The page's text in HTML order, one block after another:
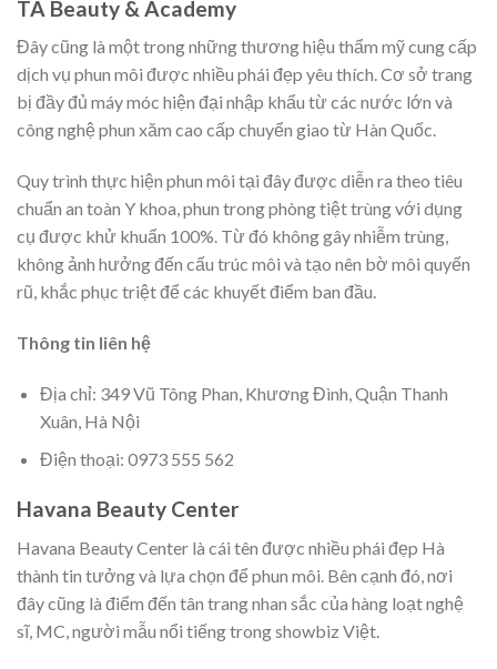
TA Beauty & Academy
Đây cũng là một trong những thương hiệu thẩm mỹ cung cấp
dịch vụ phun môi được nhiều phái đẹp yêu thích. Cơ sở trang
bị đầy đủ máy móc hiện đại nhập khẩu từ các nước lớn và
công nghệ phun xăm cao cấp chuyển giao từ Hàn Quốc.
Quy trình thực hiện phun môi tại đây được diễn ra theo tiêu
chuẩn an toàn Y khoa, phun trong phòng tiệt trùng với dụng
cụ được khử khuẩn 100%. Từ đó không gây nhiễm trùng,
không ảnh hưởng đến cấu trúc môi và tạo nên bờ môi quyến
rũ, khắc phục triệt để các khuyết điểm ban đầu.
Thông tin liên hệ
Địa chỉ: 349 Vũ Tông Phan, Khương Đình, Quận Thanh
Xuân, Hà Nội
Điện thoại: 0973 555 562
Havana Beauty Center
Havana Beauty Center là cái tên được nhiều phái đẹp Hà
thành tin tưởng và lựa chọn để phun môi. Bên cạnh đó, nơi
đây cũng là điểm đến tân trang nhan sắc của hàng loạt nghệ
sĩ, MC, người mẫu nổi tiếng trong showbiz Việt.